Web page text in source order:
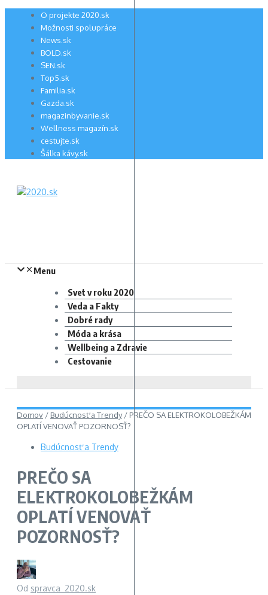
Preskočiť
O projekte 2020.sk
Možnosti spolupráce
News.sk
BOLD.sk
SEN.sk
Top5.sk
Familia.sk
Gazda.sk
magazinbyvanie.sk
Wellness magazín.sk
cestujte.sk
Šálka kávy.sk
Menu
Svet v roku 2020
Veda a Fakty
Dobré rady
Móda a krása
Wellbeing a Zdravie
Cestovanie
Domov / Budúcnosť a Trendy/ PREČO SA ELEKTROKOLOBEŽKÁM
OPLATÍ VENOVAŤ POZORNOSŤ?
Budúcnosť a Trendy
PREČO SA
ELEKTROKOLOBEŽKÁM
OPLATÍ VENOVAŤ
POZORNOSŤ?
Od spravca_2020.sk